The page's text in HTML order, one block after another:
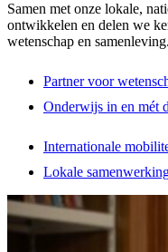
Samen met onze lokale,
ontwikkelen en delen we
wetenschap en samenleving.
Partner voor
Onderwijs in en mét
Internationale
Lokale